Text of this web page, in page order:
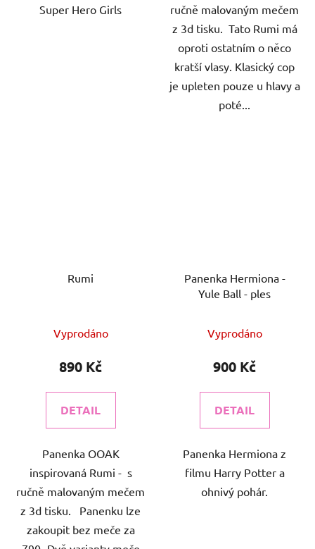
Super Hero Girls
ručně malovaným mečem
z 3d tisku. Tato Rumi má
oproti ostatním o něco
kratší vlasy. Klasický cop
je upleten pouze u hlavy a
poté...
Rumi
Vyprodáno
890 Kč
DETAIL
Panenka OOAK
inspirovaná Rumi - s
ručně malovaným mečem
z 3d tisku. Panenku lze
zakoupit bez meče za
Panenka Hermiona -
Yule Ball - ples
Vyprodáno
900 Kč
DETAIL
Panenka Hermiona z
filmu Harry Potter a
ohnivý pohár.